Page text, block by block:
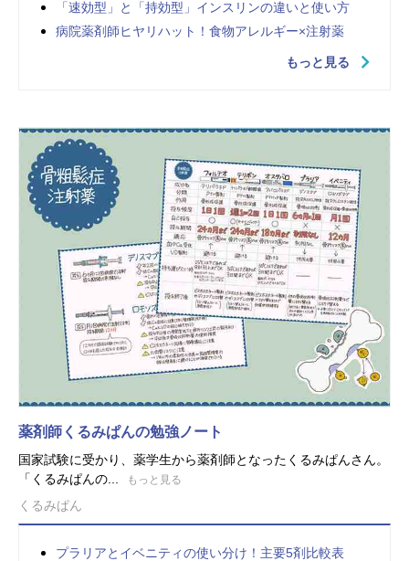
「速効型」と「持効型」インスリンの違いと使い方
病院薬剤師ヒヤリハット！食物アレルギー×注射薬
もっと見る
薬剤師くるみぱんの勉強ノート
国家試験に受かり、薬学生から薬剤師となったくるみぱんさん。
「くるみぱんの...
もっと見る
くるみぱん
プラリアとイベニティの使い分け！主要5剤比較表